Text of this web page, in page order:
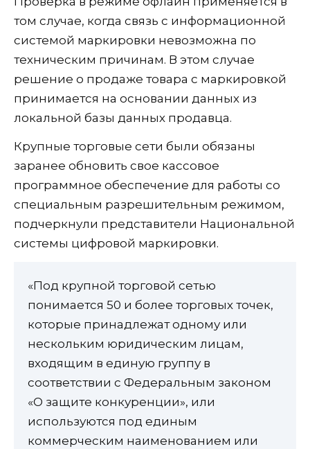
том случае, когда связь с информационной
системой маркировки невозможна по
техническим причинам. В этом случае
решение о продаже товара с маркировкой
принимается на основании данных из
локальной базы данных продавца.
Крупные торговые сети были обязаны
заранее обновить свое кассовое
программное обеспечение для работы со
специальным разрешительным режимом,
подчеркнули представители Национальной
системы цифровой маркировки.
«Под крупной торговой сетью
понимается 50 и более торговых точек,
которые принадлежат одному или
нескольким юридическим лицам,
входящим в единую группу в
соответствии с Федеральным законом
«О защите конкуренции», или
используются под единым
коммерческим наименованием или